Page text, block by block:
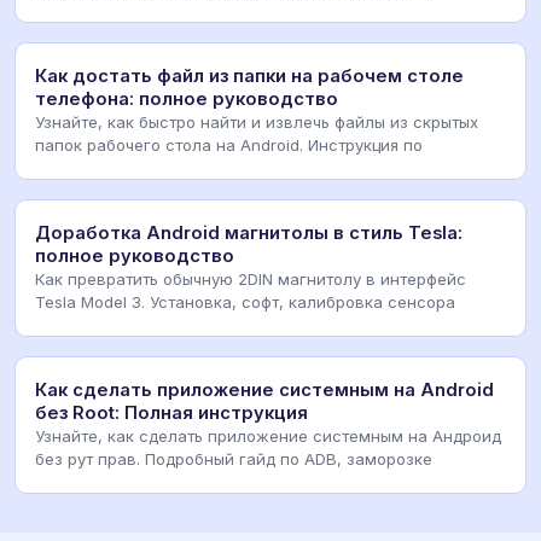
Как достать файл из папки на рабочем столе
телефона: полное руководство
Узнайте, как быстро найти и извлечь файлы из скрытых
папок рабочего стола на Android. Инструкция по
Доработка Android магнитолы в стиль Tesla:
полное руководство
Как превратить обычную 2DIN магнитолу в интерфейс
Tesla Model 3. Установка, софт, калибровка сенсора
Как сделать приложение системным на Android
без Root: Полная инструкция
Узнайте, как сделать приложение системным на Андроид
без рут прав. Подробный гайд по ADB, заморозке